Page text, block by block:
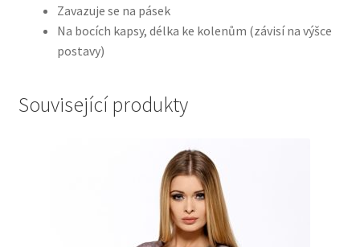
Zavazuje se na pásek
Na bocích kapsy, délka ke kolenům (závisí na výšce
postavy)
Související produkty